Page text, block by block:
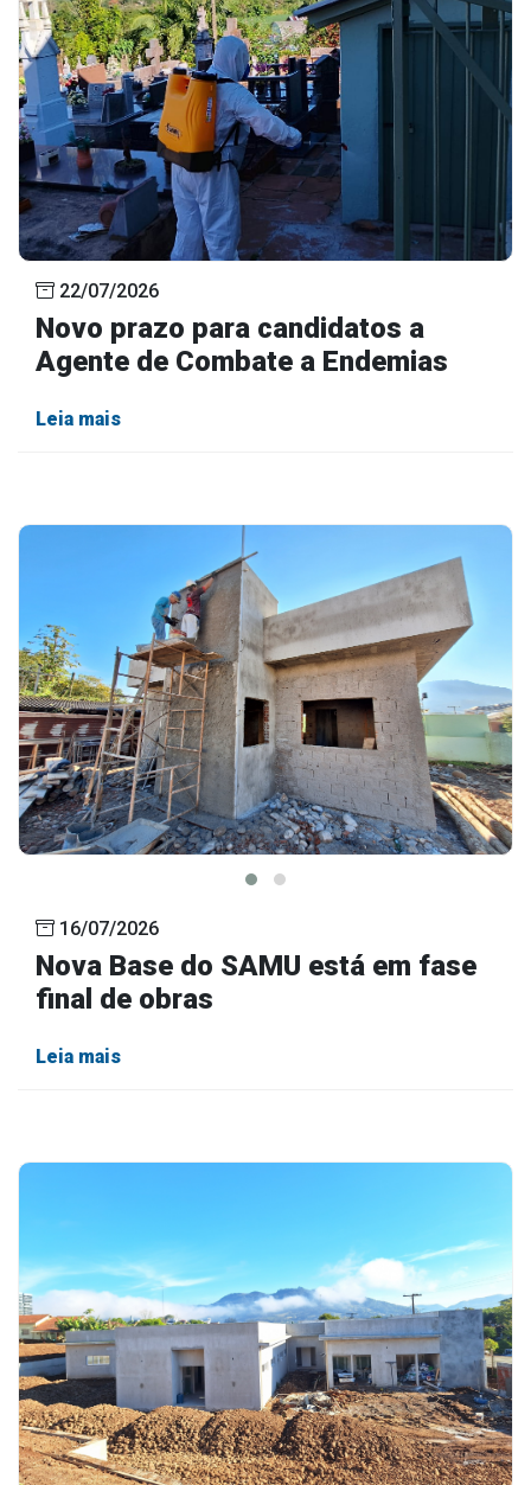
22/07/2026
Novo prazo para candidatos a
Agente de Combate a Endemias
Leia mais
16/07/2026
Nova Base do SAMU está em fase
final de obras
Leia mais